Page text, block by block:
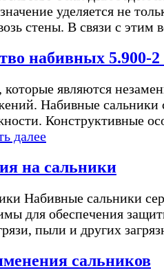
уделяется не
стены. В связи с этим
набивных
которые являются
Набивные
Конструктивные
далее
на сальники
Набивные
для обеспечения
пыли и других
сальников